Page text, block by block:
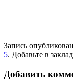
Запись
5. Добавьте в
Добавить